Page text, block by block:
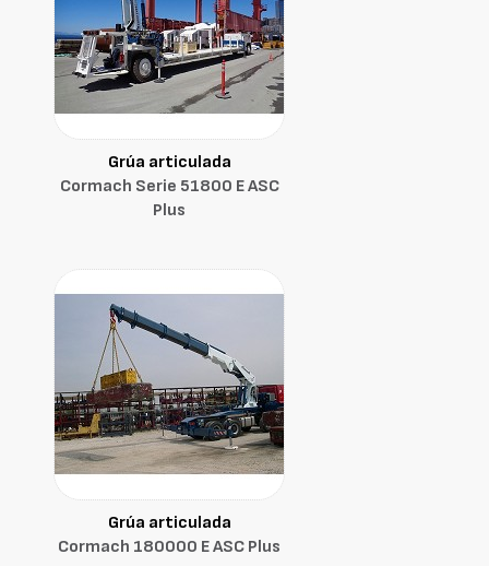
Grúa articulada
Cormach Serie 51800 E ASC
Plus
Grúa articulada
Cormach 180000 E ASC Plus